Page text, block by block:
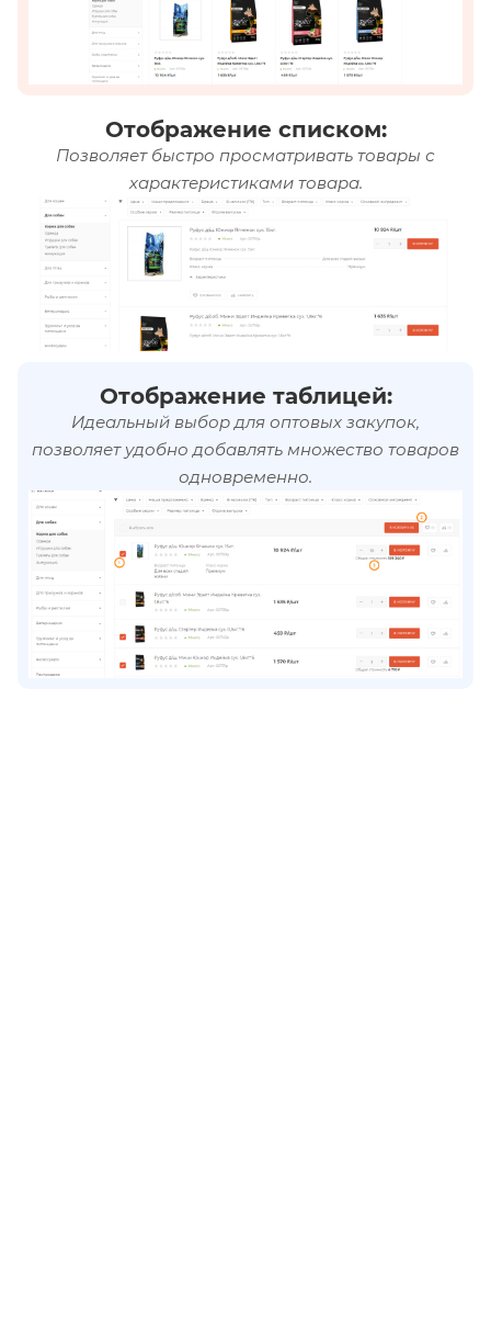
Отображение списком:
Позволяет быстро просматривать товары с
характеристиками товара.
Отображение таблицей:
Идеальный выбор для оптовых закупок,
позволяет удобно добавлять множество товаров
одновременно.